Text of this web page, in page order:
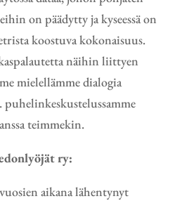
on päädytty ja kyseessä on
koostuva kokonaisuus.
näihin liittyen
mielellämme dialogia
puhelinkeskustelussamme
teimmekin.
ry:
aikana lähentynyt